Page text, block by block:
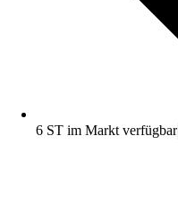
6 ST im Markt verfügbar